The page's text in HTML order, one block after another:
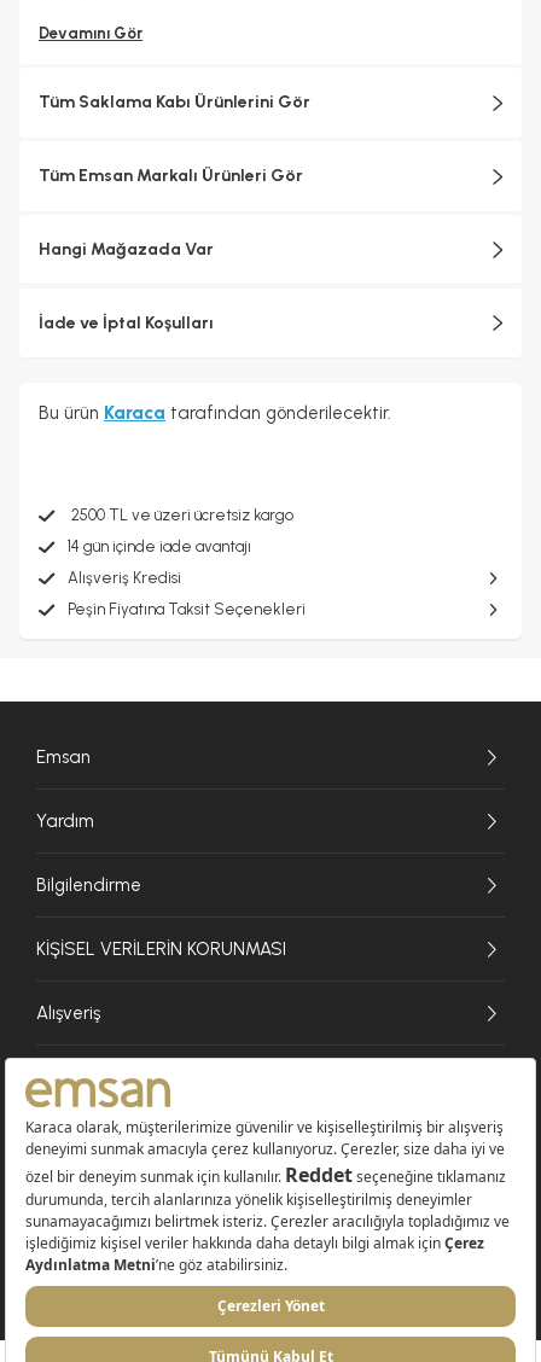
Devamını Gör
Tüm Saklama Kabı Ürünlerini Gör
Tüm Emsan Markalı Ürünleri Gör
Hangi Mağazada Var
İade ve İptal Koşulları
Bu ürün Karaca tarafından gönderilecektir.
2500 TL ve üzeri ücretsiz kargo
14 gün içinde iade avantajı
Alışveriş Kredisi
Peşin Fiyatına Taksit Seçenekleri
Emsan
Yardım
Bilgilendirme
KİŞİSEL VERİLERİN KORUNMASI
Alışveriş
© 2026 EMSAN A.Ş. Tüm Hakları Saklıdır